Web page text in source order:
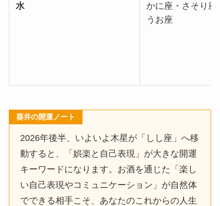
水
かに座・さそり座
うお座
葵井の開運ノート
2026年後半、いよいよ木星が「しし座」へ移
動すると、「娯楽と自己表現」が大きな開運
キーワードになります。お酒を通じた「楽し
い自己表現やコミュニケーション」が自然体
でできる相手こそ、あなたのこれからの人生